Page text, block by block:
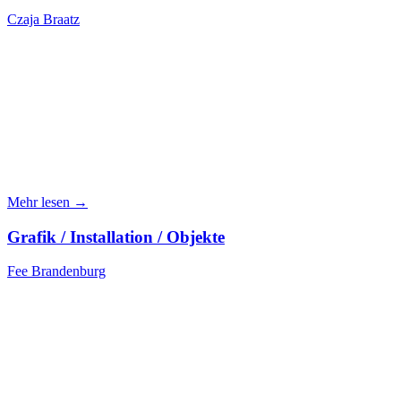
Czaja Braatz
Mehr lesen →
Grafik / Installation / Objekte
Fee Brandenburg